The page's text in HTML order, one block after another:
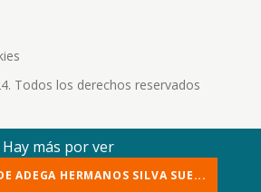
Todos los derechos reservados
Hay más por ver
ADEGA HERMANOS SILVA SUE...